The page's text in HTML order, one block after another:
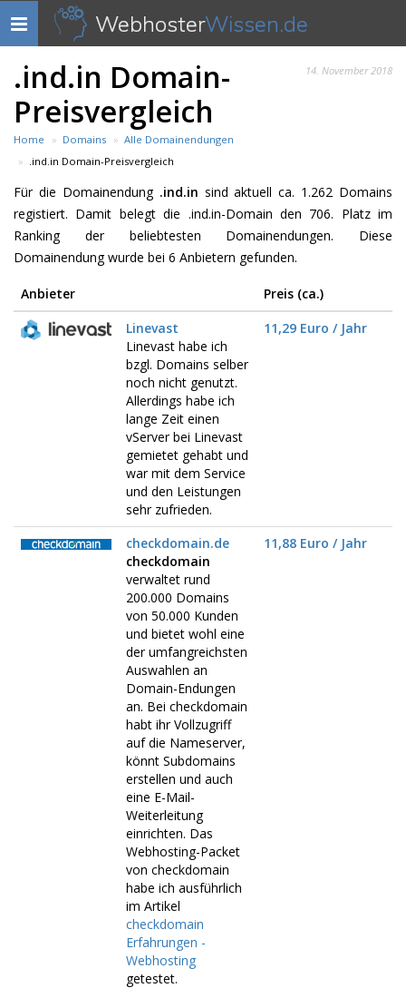
Navigation
anzeigen
WebhosterWissen.de
14. November 2018
.ind.in Domain-
Preisvergleich
Home Domains
Alle Domainendungen
.ind.in Domain-Preisvergleich
Für die Domainendung .ind.in sind aktuell ca. 1.262 Domains
registiert. Damit belegt die .ind.in-Domain den 706. Platz im
Ranking der beliebtesten Domainendungen. Diese
Domainendung wurde bei 6 Anbietern gefunden.
Anbieter
Preis (ca.)
Linevast
Linevast habe ich
bzgl. Domains selber
noch nicht genutzt.
Allerdings habe ich
lange Zeit einen
vServer bei Linevast
gemietet gehabt und
war mit dem Service
und den Leistungen
sehr zufrieden.
11,29 Euro / Jahr
checkdomain.de
checkdomain
verwaltet rund
200.000 Domains
von 50.000 Kunden
und bietet wohl eine
der umfangreichsten
Auswahlen an
Domain-Endungen
an. Bei checkdomain
habt ihr Vollzugriff
auf die Nameserver,
könnt Subdomains
erstellen und auch
eine E-Mail-
Weiterleitung
einrichten. Das
Webhosting-Packet
von checkdomain
habe ich ausführlich
im Artikel
checkdomain
Erfahrungen -
Webhosting
getestet.
11,88 Euro / Jahr